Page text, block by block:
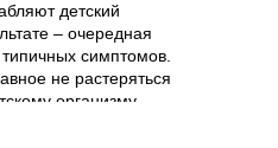
детский
– очередная
симптомов.
не растеряться
организму